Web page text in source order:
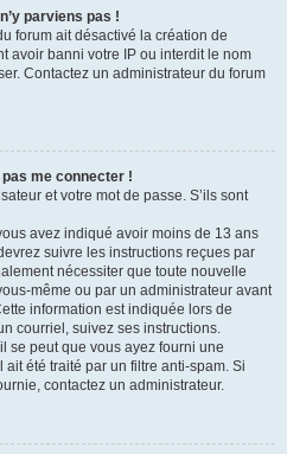
parviens pas !
forum ait désactivé la création de
avoir banni votre IP ou interdit le nom
Contactez un administrateur du forum
me connecter !
et votre mot de passe. S’ils sont
avez indiqué avoir moins de 13 ans
suivre les instructions reçues par
nécessiter que toute nouvelle
même ou par un administrateur avant
information est indiquée lors de
courriel, suivez ses instructions.
se peut que vous ayez fourni une
été traité par un filtre anti-spam. Si
contactez un administrateur.